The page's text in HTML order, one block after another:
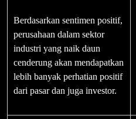
Berdasarkan sentimen positif,
perusahaan dalam sektor
industri yang naik daun
cenderung akan mendapatkan
lebih banyak perhatian positif
dari pasar dan juga investor.